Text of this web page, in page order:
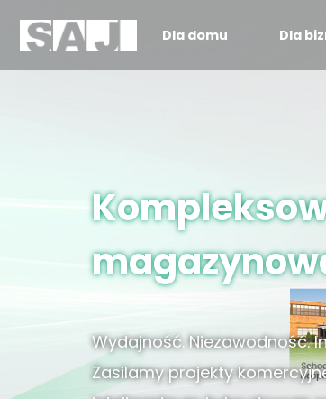
Dla domu Dla
Wydajność. Niezawodność.
Zasilamy projekty